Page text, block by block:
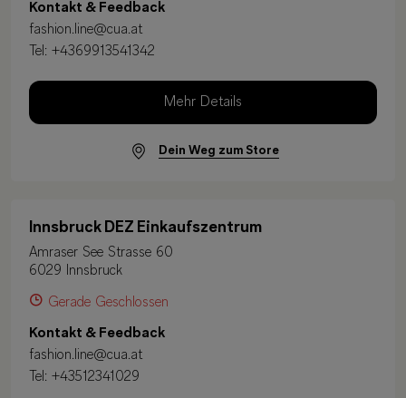
Kontakt & Feedback
fashion.line@cua.at
Tel: +4369913541342
Mehr Details
Dein Weg zum Store
Innsbruck DEZ Einkaufszentrum
Amraser See Strasse 60
6029 Innsbruck
Gerade Geschlossen
Kontakt & Feedback
fashion.line@cua.at
Tel: +43512341029